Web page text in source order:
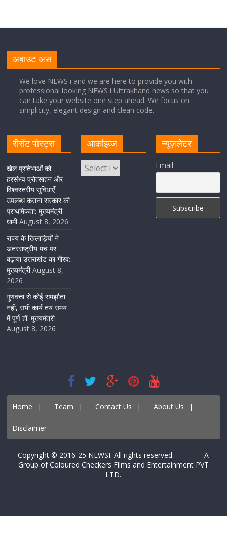
Cabinet Baithak: उत्तराखंड में श्रमिकों को हर महीने 7 तारीख
तक मिलेगी मजदूरी, ओवरटाइम पर मिलेगा दोगुना भुगतान
केंद्रीय रेल मंत्री ने मुख्यमंत्री के अनुरोध पर बनबसा रेलवे स्टेशन पर
अमृतसर–टनकपुर एक्सप्रेस के ठहराव को स्वीकृति
अबाउट अस
We love NEWS i and we are here to provide you with
professional looking NEWS i Uttrakhand news so that you
can take your website one step ahead. We focus on
simplicity, elegant design and clean code.
रीसेंट पोस्ट्स
खेल प्रतिभाओं को
हरसंभव प्रोत्साहन और
विश्वस्तरीय सुविधाएँ
उपलब्ध कराना सरकार की
प्राथमिकता: मुख्यमंत्री
धामी August 8, 2026
राज्य के खिलाड़ियों ने
अंतरराष्ट्रीय मंच पर
बढ़ाया उत्तराखंड का गौरव:
मुख्यमंत्री August 8,
2026
गुणवत्ता से कोई समझौता
नहीं, सभी कार्य तय समय
में पूर्ण हों: मुख्यमंत्री
August 8, 2026
आर्काइव्ज न्यूज़लेटर
Email
Home | Team | Contact Us | About Us |
Disclaimer
Copyright © 2016-25 NEWSI. All rights reserved. A
Group of Coloured Checkers Films and Entertainment PVT
LTD.